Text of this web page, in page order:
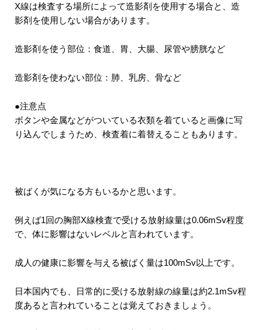
X線は検査する場所によって造影剤を使用する場合と、造
影剤を使用しない場合があります。
造影剤を使う部位：食道、胃、大腸、尿管や膀胱など
造影剤を使わない部位：肺、乳房、骨など
●注意点
ボタンや金属などがついている衣類を着ていると画像に写
り込んでしまうため、検査着に着替えることもあります。
被ばくが気になる方もいるかと思います。
例えば1回の胸部X線検査で受ける放射線量は0.06mSv程度
で、体に影響はないレベルと言われています。
成人の健康に影響を与える被ばく量は100mSv以上です。
日本国内でも、日常的に受ける放射線の線量は約2.1mSv程
度あると言われていることは覚えておきましょう。